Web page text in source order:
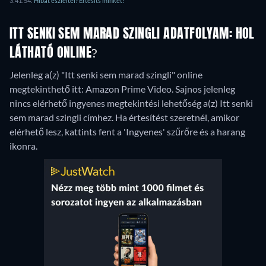
ITT SENKI SEM MARAD SZINGLI ADATFOLYAM: HOL
LÁTHATÓ ONLINE?
Jelenleg a(z) "Itt senki sem marad szingli" online
megtekinthető itt: Amazon Prime Video.Sajnos jelenleg
nincs elérhető ingyenes megtekintési lehetőség a(z) Itt senki
sem marad szingli címhez. Ha értesítést szeretnél, amikor
elérhető lesz, kattints fent a 'Ingyenes' szűrőre és a harang
ikonra.